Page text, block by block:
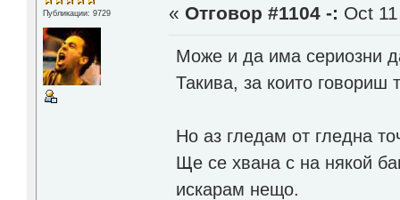
Публикации: 9729 « Отговор #1104 -: Oct
Може и да има сериозни
Такива, за които говориш
Но аз гледам от гледна
Ще се хвана с на някой
искарам нещо.